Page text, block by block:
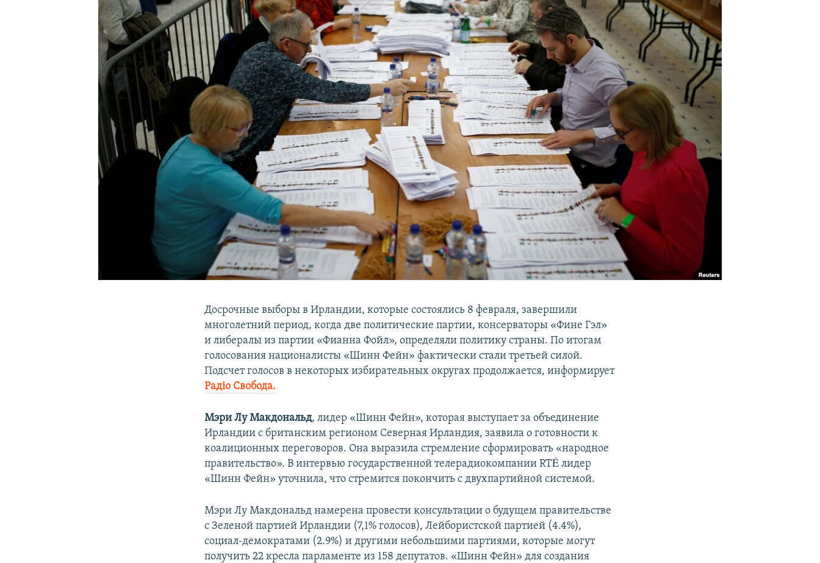
КРЫМ.НЕПОКОРЕННЫЙ
УКРАИНСКАЯ ПРОБЛЕМА КРЫМА
Досрочные выборы в Ирландии, которые состоялись 8 февраля, завершили
многолетний период, когда две политические партии, консерваторы «Фине Гэл»
и либералы из партии «Фианна Фойл», определяли политику страны. По итогам
голосования националисты «Шинн Фейн» фактически стали третьей силой.
Подсчет голосов в некоторых избирательных округах продолжается, информирует
Радіо Свобода.
Мэри Лу Макдональд, лидер «Шинн Фейн», которая выступает за объединение
Ирландии с британским регионом Северная Ирландия, заявила о готовности к
коалиционных переговоров. Она выразила стремление сформировать «народное
правительство». В интервью государственной телерадиокомпании RTÉ лидер
«Шинн Фейн» уточнила, что стремится покончить с двухпартийной системой.
Мэри Лу Макдональд намерена провести консультации о будущем правительстве
с Зеленой партией Ирландии (7,1% голосов), Лейбористской партией (4.4%),
социал-демократами (2.9%) и другими небольшими партиями, которые могут
получить 22 кресла парламенте из 158 депутатов. «Шинн Фейн» для создания